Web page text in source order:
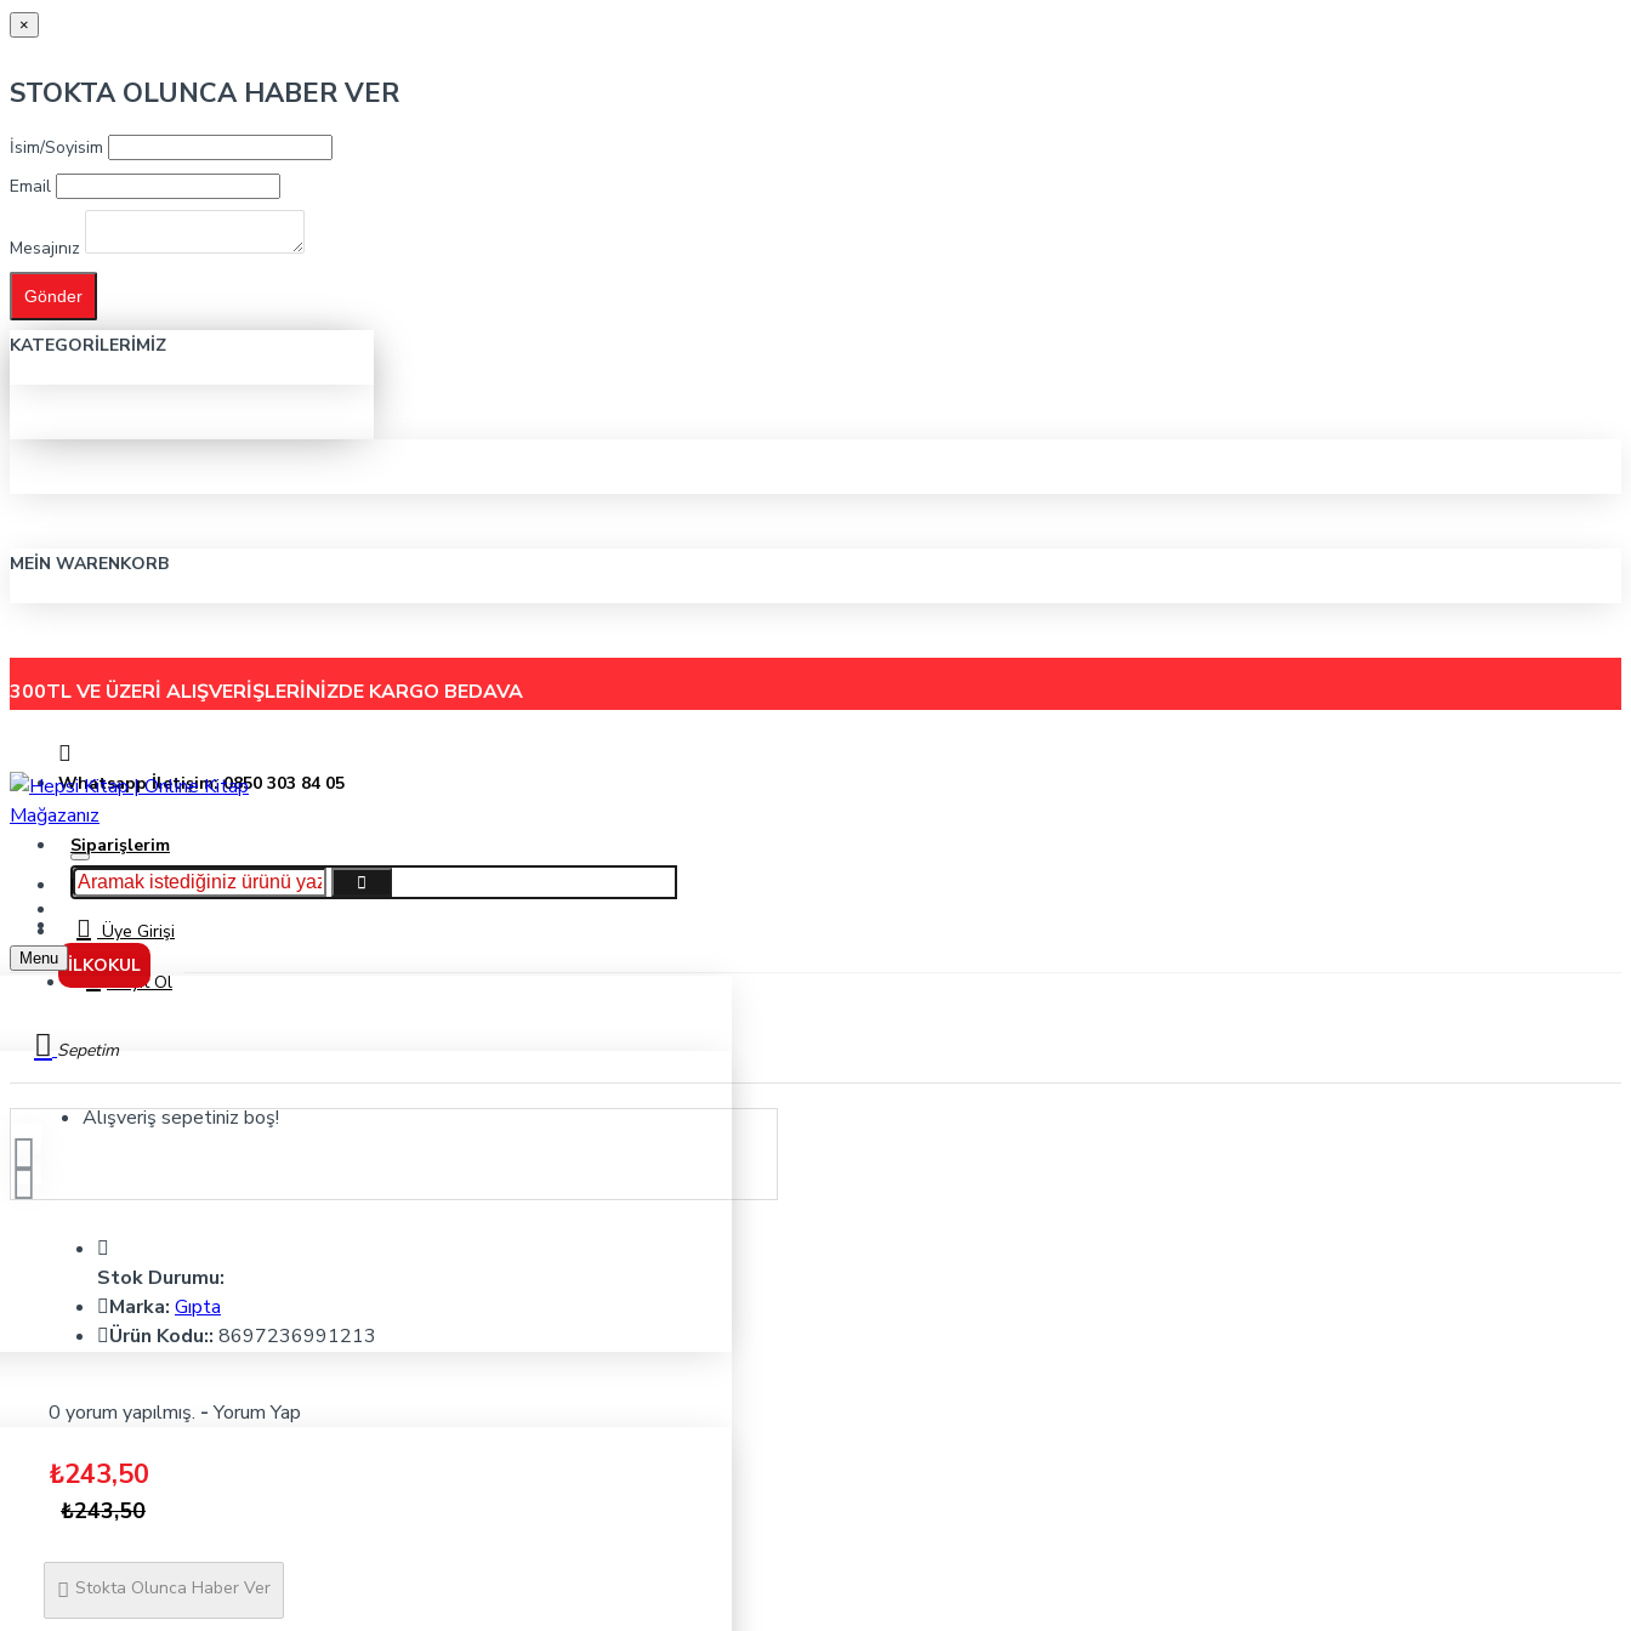
×
STOKTA OLUNCA HABER VER
İsim/Soyisim
Email
Mesajınız
Gönder
KATEGORILERIMIZ
MEIN WARENKORB
300TL VE ÜZERİ ALIŞVERİŞLERİNİZDE KARGO BEDAVA
Whatsapp İletişim: 0850 303 84 05
Siparişlerim
Hakkımızda
İletişimÜye Girişi
Kayıt Ol
Sepetim
Alışveriş sepetiniz boş!
İLKOKUL
Menu
Stok Durumu:
Marka: Gıpta
Ürün Kodu:: 8697236991213
0 yorum yapılmış. - Yorum Yap
₺243,50
₺243,50
Stokta Olunca Haber Ver